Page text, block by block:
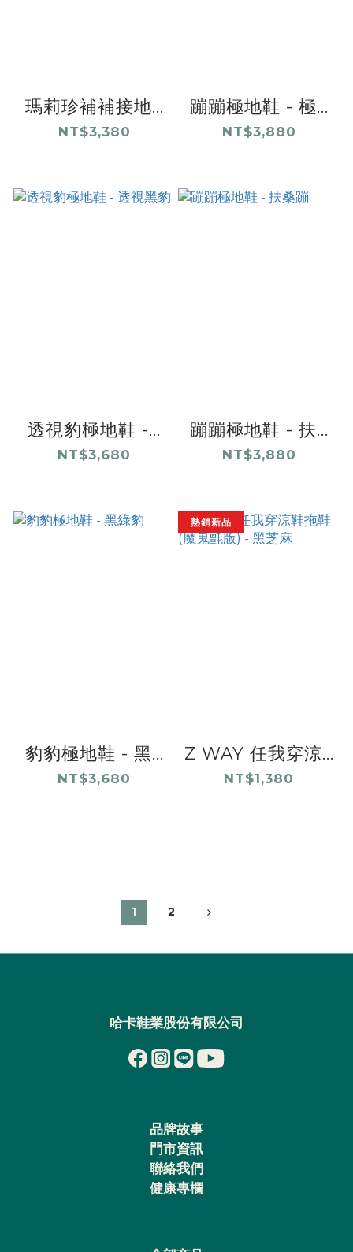
瑪莉珍補補接地...
NT$3,380
蹦蹦極地鞋 - 極...
NT$3,880
透視豹極地鞋 -...
NT$3,680
蹦蹦極地鞋 - 扶...
NT$3,880
豹豹極地鞋 - 黑...
NT$3,680
熱銷新品
Z WAY 任我穿涼...
NT$1,380
1 2
哈卡鞋業股份有限公司
品牌故事
門市資訊
聯絡我們
健康專欄